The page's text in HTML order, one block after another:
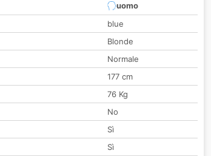
uomo
blue
Blonde
Normale
177 cm
76 Kg
No
Sì
Sì